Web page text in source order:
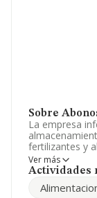
Sobre
La empresa
fertilizantes y
agrarios en
agencia de
Sociedad
Ver más
Actividades